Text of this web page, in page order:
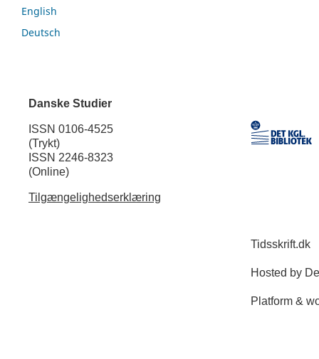
English
Deutsch
Danske Studier
ISSN 0106-4525
(Trykt)
ISSN 2246-8323
(Online)
Tilgængelighedserklæring